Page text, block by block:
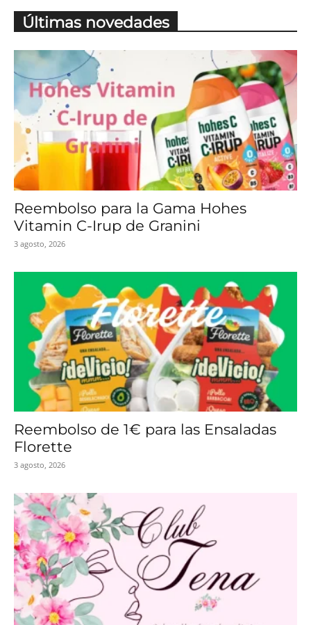
Últimas novedades
Reembolso para la Gama Hohes
Vitamin C-Irup de Granini
3 agosto, 2026
Reembolso de 1€ para las Ensaladas
Florette
3 agosto, 2026